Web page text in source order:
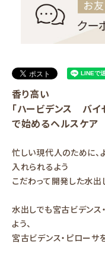
香り高い
「ハービデンス バイ
で始めるヘルスケア
忙しい現代人のために、
入れられるよう
こだわって開発した水出
水出しでも宮古ビデンス
よう、
宮古ビデンス・ピローサ